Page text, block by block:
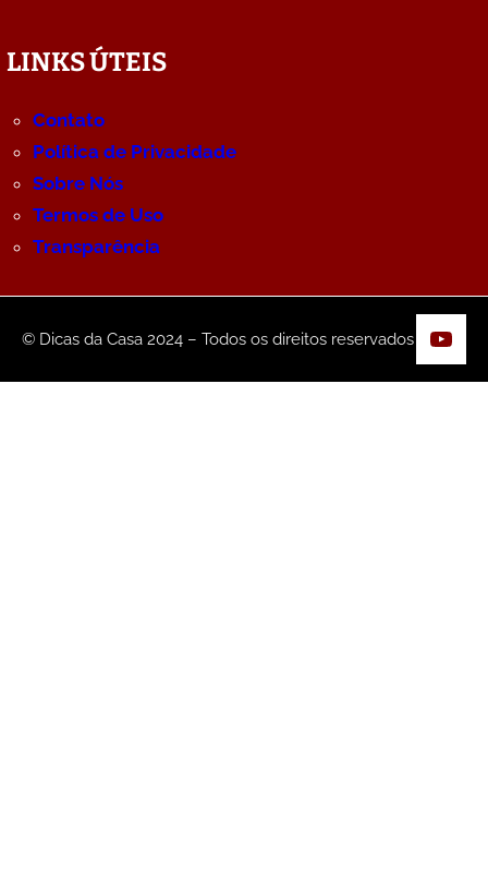
LINKS ÚTEIS
Contato
Política de Privacidade
Sobre Nós
Termos de Uso
Transparência
© Dicas da Casa 2024 – Todos os direitos reservados